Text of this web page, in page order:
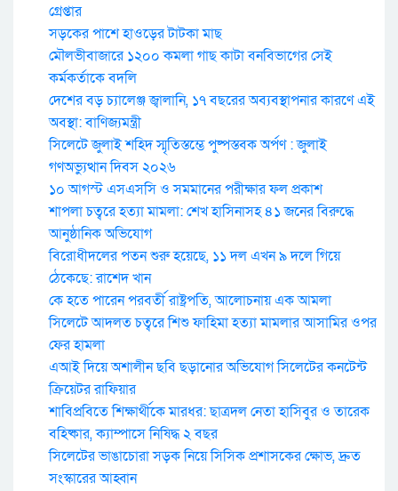
গ্রেপ্তার
সড়কের পাশে হাওড়ের টাটকা মাছ
মৌলভীবাজারে ১২০০ কমলা গাছ কাটা বনবিভাগের সেই
কর্মকর্তাকে বদলি
দেশের বড় চ্যালেঞ্জ জ্বালানি, ১৭ বছরের অব্যবস্থাপনার কারণে এই
অবস্থা: বাণিজ্যমন্ত্রী
সিলেটে জুলাই শহিদ স্মৃতিস্তম্ভে পুষ্পস্তবক অর্পণ : জুলাই
গণঅভ্যুত্থান দিবস ২০২৬
১০ আগস্ট এসএসসি ও সমমানের পরীক্ষার ফল প্রকাশ
শাপলা চত্বরে হত্যা মামলা: শেখ হাসিনাসহ ৪১ জনের বিরুদ্ধে
আনুষ্ঠানিক অভিযোগ
বিরোধীদলের পতন শুরু হয়েছে, ১১ দল এখন ৯ দলে গিয়ে
ঠেকেছে: রাশেদ খান
কে হতে পারেন পরবর্তী রাষ্ট্রপতি, আলোচনায় এক আমলা
সিলেটে আদলত চত্বরে শিশু ফাহিমা হত্যা মামলার আসামির ওপর
ফের হামলা
এআই দিয়ে অশালীন ছবি ছড়ানোর অভিযোগ সিলেটের কনটেন্ট
ক্রিয়েটর রাফিয়ার
শাবিপ্রবিতে শিক্ষার্থীকে মারধর: ছাত্রদল নেতা হাসিবুর ও তারেক
বহিষ্কার, ক্যাম্পাসে নিষিদ্ধ ২ বছর
সিলেটের ভাঙাচোরা সড়ক নিয়ে সিসিক প্রশাসকের ক্ষোভ, দ্রুত
সংস্কারের আহ্বান